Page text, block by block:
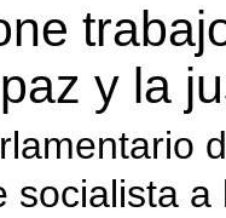
y la
socialista